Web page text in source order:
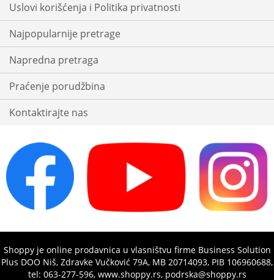
Uslovi korišćenja i Politika privatnosti
Najpopularnije pretrage
Napredna pretraga
Praćenje porudžbina
Kontaktirajte nas
Shoppy je online prodavnica u vlasništvu firme Business Solution
Plus DOO Niš, Zdravke Vučković 79A, MB 20714093, PIB 106960688,
tel: 063-277-596, www.shoppy.rs, podrska@shoppy.rs